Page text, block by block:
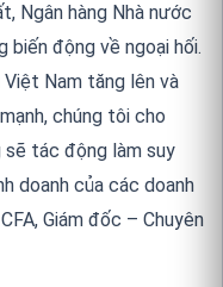
Ngân hàng Nhà nước
động về ngoại hối.
Nam tăng lên và
chúng tôi cho
sẽ tác động làm suy
doanh của các doanh
Giám đốc – Chuyên